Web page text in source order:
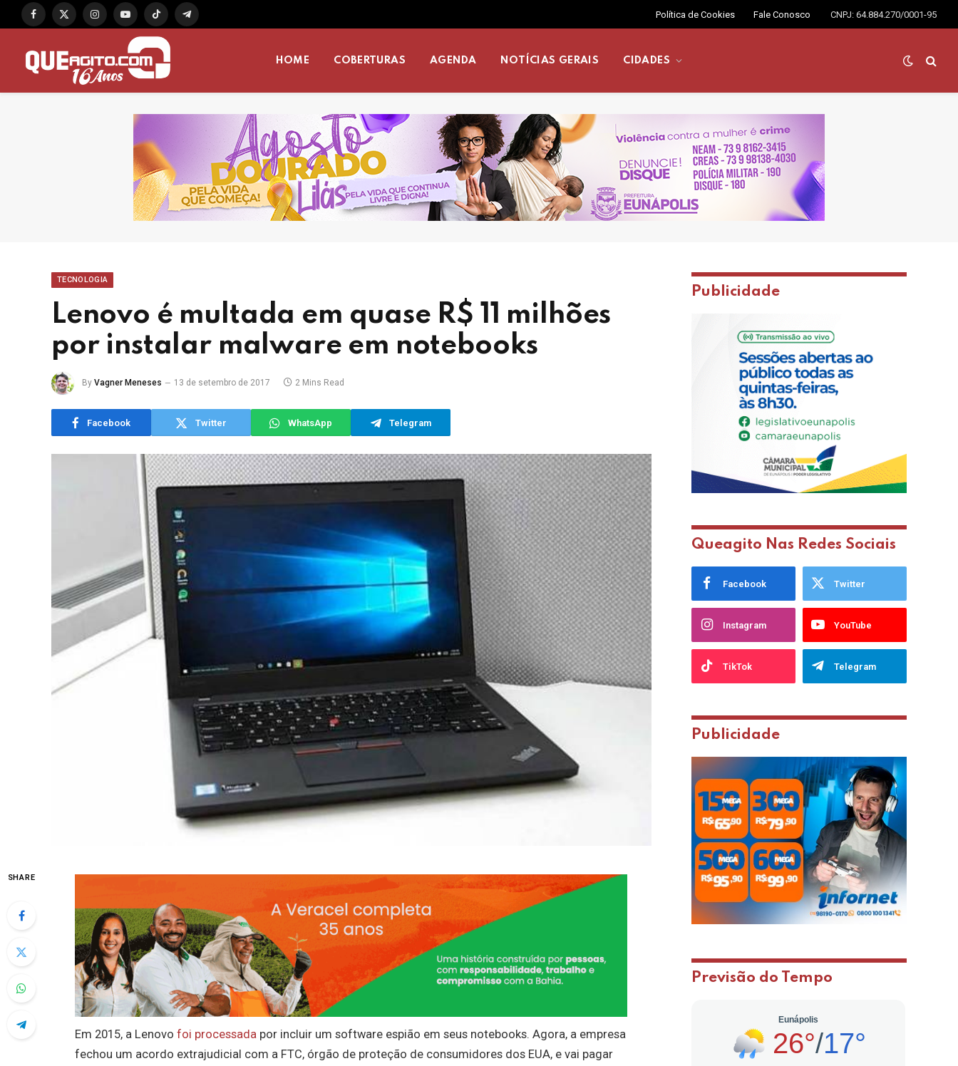
Facebook
X
InstagramYouTubeTikTok Telegram
Política de Cookies Fale Conosco CNPJ: 64.884.270/0001-95
HOME COBERTURAS AGENDA NOTÍCIAS GERAIS CIDADES
TECNOLOGIA
Lenovo é multada em quase R$ 11 milhões
por instalar malware em notebooks
By Vagner Meneses 13 de setembro de 2017 2 Mins Read
Facebook Twitter WhatsApp Telegram
SHARE
Em 2015, a Lenovofoi processada por incluir um software espião em seus notebooks. Agora, a empresa
fechou um acordo extrajudicial com a FTC, órgão de proteção de consumidores dos EUA, e vai pagar
Publicidade
Queagito Nas Redes Sociais
Facebook Twitter
Instagram YouTube
TikTok Telegram
Publicidade
Previsão do Tempo